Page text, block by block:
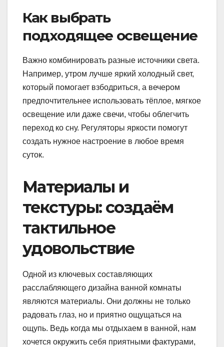
Как выбрать
подходящее освещение
Важно комбинировать разные источники света.
Например, утром лучше яркий холодный свет,
который помогает взбодриться, а вечером
предпочтительнее использовать тёплое, мягкое
освещение или даже свечи, чтобы облегчить
переход ко сну. Регуляторы яркости помогут
создать нужное настроение в любое время
суток.
Материалы и
текстуры: создаём
тактильное
удовольствие
Одной из ключевых составляющих
расслабляющего дизайна ванной комнаты
являются материалы. Они должны не только
радовать глаз, но и приятно ощущаться на
ощупь. Ведь когда мы отдыхаем в ванной, нам
хочется окружить себя приятными фактурами,